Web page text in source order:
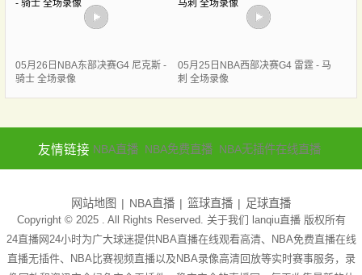
05月26日NBA东部决赛G4 尼克斯 -
骑士 全场录像
05月25日NBA西部决赛G4 雷霆 - 马
刺 全场录像
友情链接 NBA直播 NBA免费直播 NBA无插件在线直播
网站地图 NBA直播 篮球直播 足球直播
Copyright © 2025 . All Rights Reserved. 关于我们 lanqiu直播版权所有
24直播网24小时为广大球迷提供NBA直播在线观看高清、NBA免费直播在线
直播无插件、NBA比赛视频直播以及NBA录像高清回放等实时赛事服务，录